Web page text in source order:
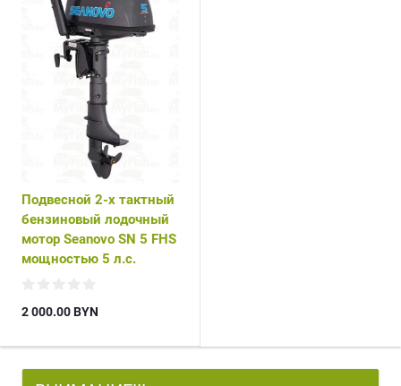
Подвесной 2-х тактный
бензиновый лодочный
мотор Seanovo SN 5 FHS
мощностью 5 л.с.
2 000.00BYN